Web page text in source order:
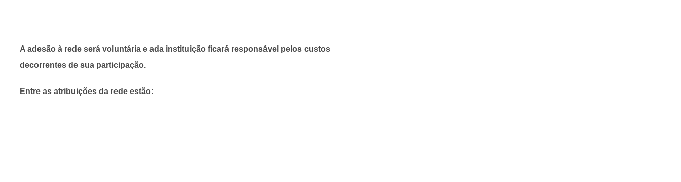
A adesão à rede será voluntária e ada instituição ficará responsável pelos custos
decorrentes de sua participação.
Entre as atribuições da rede estão: